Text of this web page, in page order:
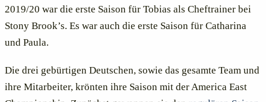
2019/20 war die erste Saison für Tobias als Cheftrainer bei
Stony Brook’s. Es war auch die erste Saison für Catharina
und Paula.
Die drei gebürtigen Deutschen, sowie das gesamte Team und
ihre Mitarbeiter, krönten ihre Saison mit der America East